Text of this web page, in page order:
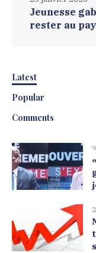
Jeunesse
rester au
Latest
Popular
Comments